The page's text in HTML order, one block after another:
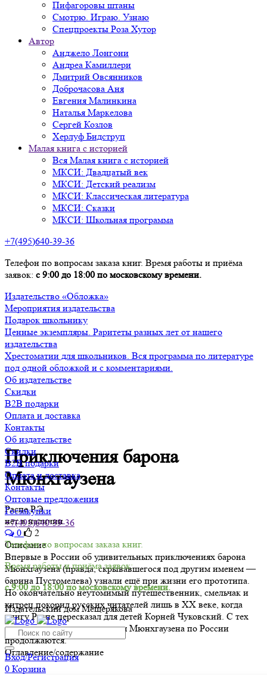
Пифагоровы штаны
Смотрю. Играю. Узнаю
Спецпроекты Роза Хутор
Автор
Анджело Лонгони
Андреа Камиллери
Дмитрий Овсянников
Доброчасова Аня
Евгения Малинкина
Наталья Маркелова
Сергей Козлов
Херлуф Бидструп
Малая книга с историей
Вся Малая книга с историей
МКСИ: Двадцатый век
МКСИ: Детский реализм
МКСИ: Классическая литература
МКСИ: Сказки
МКСИ: Школьная программа
+7(495)640-39-36
Телефон по вопросам заказа книг. Время работы и приёма
заявок: с 9:00 до 18:00 по московскому времени.
Издательство «Обложка»
Мероприятия издательства
Подарок школьнику
Ценные экземпляры. Раритеты разных лет от нашего
издательства
Хрестоматии для школьников. Вся программа по литературе
под одной обложкой и с комментариями.
Об издательстве
Скидки
B2B подарки
Оплата и доставка
Контакты
Об издательстве
Скидки
B2B подарки
Оплата и доставка
Контакты
Оптовые предложения
Госзакупки
+7(495)640-39-36
Телефон по вопросам заказа книг.
Время работы и приёма заявок:
с 9:00 до 18:00 по московскому времени.
Издательский дом Мещерякова
Вход/Регистрация
0 Корзина
Приключения барона
Мюнхгаузена
Распе Р.Э.
нет в наличии
0
2
Описание
Впервые в России об удивительных приключениях барона
Мюнхгаузена (правда, скрывавшегося под другим именем —
барина Пустомелева) узнали ещё при жизни его прототипа.
Но окончательно неутомимый путешественник, смельчак и
хитрец покорил русских читателей лишь в XX веке, когда
книгу Распе пересказал для детей Корней Чуковский. С тех
пор литературные странствия Мюнхгаузена по России
продолжаются.
Оглавление/содержание